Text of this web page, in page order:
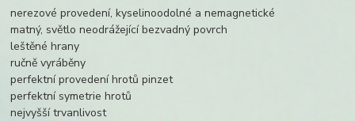
nerezové provedení, kyselinoodolné a nemagnetické
matný, světlo neodrážející bezvadný povrch
leštěné hrany
ručně vyráběny
perfektní provedení hrotů pinzet
perfektní symetrie hrotů
nejvyšší trvanlivost